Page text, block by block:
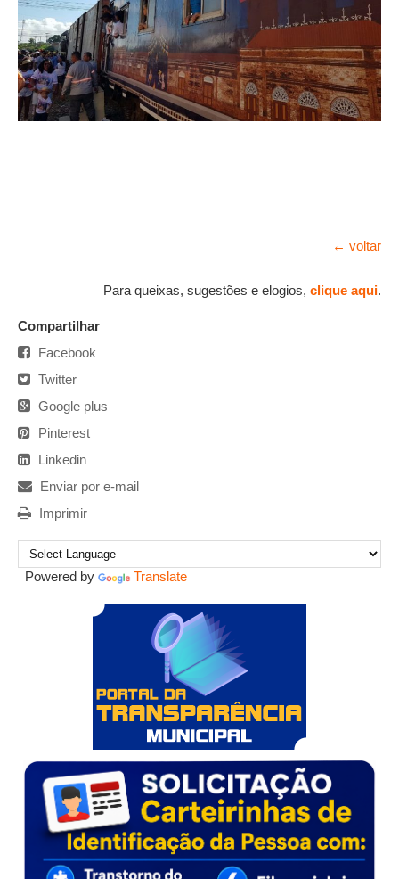
← voltar
Para queixas, sugestões e elogios, clique aqui.
Compartilhar
Facebook
Twitter
Google plus
Pinterest
Linkedin
Enviar por e-mail
Imprimir
Powered by Translate